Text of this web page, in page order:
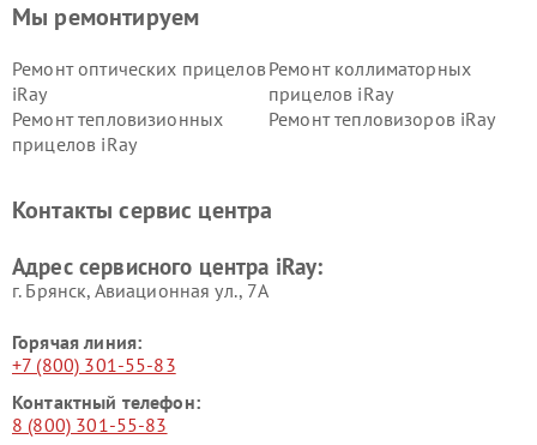
Мы ремонтируем
Ремонт оптических прицелов
iRay
Ремонт коллиматорных
прицелов iRay
Ремонт тепловизионных
прицелов iRay
Ремонт тепловизоров iRay
Контакты сервис центра
Адрес сервисного центра iRay:
г. Брянск, Авиационная ул., 7А
Горячая линия:
+7 (800) 301-55-83
Контактный телефон:
8 (800) 301-55-83